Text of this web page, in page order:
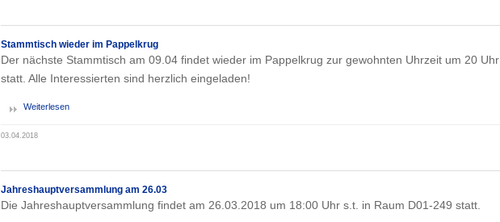
Stammtisch wieder im Pappelkrug
Der nächste Stammtisch am 09.04 findet wieder im Pappelkrug zur gewohnten Uhrzeit um 20 Uhr
statt. Alle Interessierten sind herzlich eingeladen!
Weiterlesen
03.04.2018
Jahreshauptversammlung am 26.03
Die Jahreshauptversammlung findet am 26.03.2018 um 18:00 Uhr s.t. in Raum D01-249 statt.